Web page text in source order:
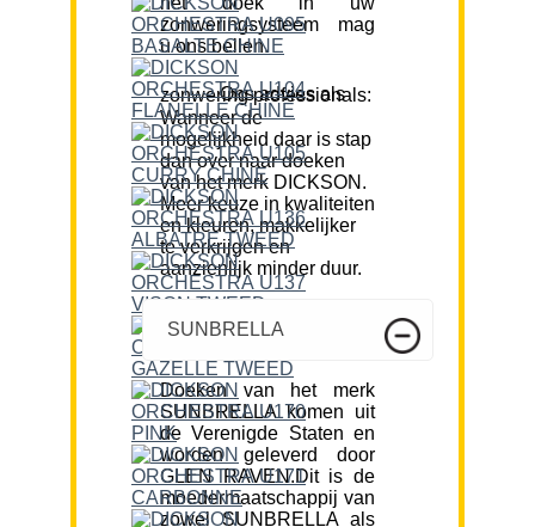
zonweringsysteem mag
u ons bellen.
Ons advies als zonwering professionals:
Wanneer de
mogelijkheid daar is stap
dan over naar doeken
van het merk DICKSON.
Meer keuze in kwaliteiten
en kleuren, makkelijker
te verkrijgen en
aanzienlijk minder duur.
SUNBRELLA
Doeken van het merk
SUNBRELLA komen uit
de Verenigde Staten en
worden geleverd door
GLEN RAVEN.Dit is de
moedermaatschappij van
zowel SUNBRELLA als